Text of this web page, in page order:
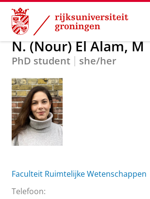
Skip
Content
Skip
Navigation
Over ons N. (Nour) El Alam, M
N. (Nour) El Alam, M
PhD student she/her
Faculteit Ruimtelijke Wetenschappen
Telefoon: